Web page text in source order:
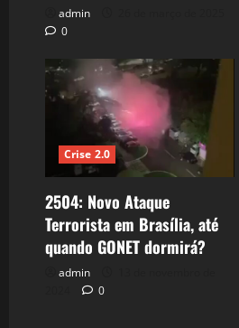
admin
0
Crise 2.0
2504: Novo Ataque
Terrorista em Brasília, até
quando GONET dormirá?
admin
0